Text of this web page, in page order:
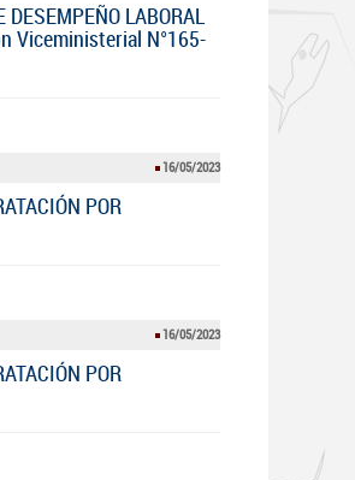
DESEMPEÑO LABORAL
Viceministerial N°165-
16/05/2023
POR
16/05/2023
POR